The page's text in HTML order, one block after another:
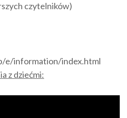
czytelników)
e/information/index.html
z dziećmi: